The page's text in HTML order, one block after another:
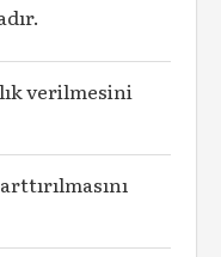
verilmesini